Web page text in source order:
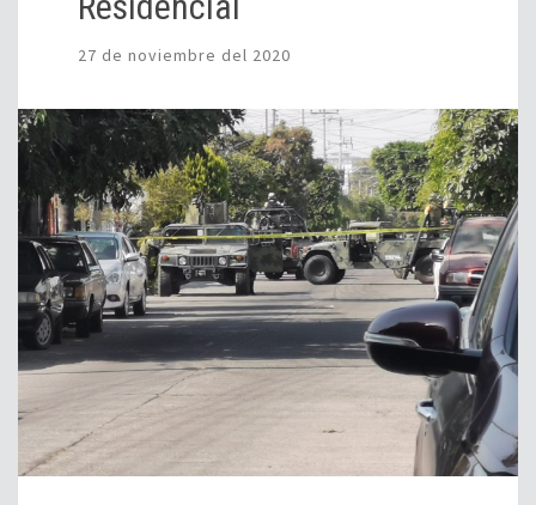
27 de noviembre del 2020